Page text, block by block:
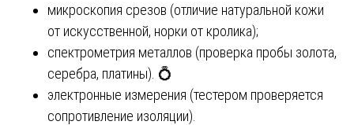
микроскопия срезов (отличие натуральной кожи
от искусственной, норки от кролика);
спектрометрия металлов (проверка пробы золота,
серебра, платины). 💍
электронные измерения (тестером проверяется
сопротивление изоляции).